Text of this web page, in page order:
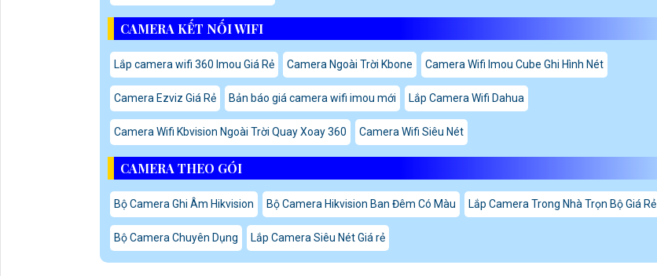
CAMERA KẾT NỐI WIFI
Lắp camera wifi 360 Imou Giá Rẻ Camera Ngoài Trời Kbone Camera Wifi Imou Cube Ghi Hình Nét
Camera Ezviz Giá Rẻ Bản báo giá camera wifi imou mới Lắp Camera Wifi Dahua
Camera Wifi Kbvision Ngoài Trời Quay Xoay 360 Camera Wifi Siêu Nét
CAMERA THEO GÓI
Bộ Camera Ghi Âm Hikvision Bộ Camera Hikvision Ban Đêm Có Màu Lắp Camera Trong Nhà Trọn Bộ Giá Rẻ
Bộ Camera Chuyên Dụng Lắp Camera Siêu Nét Giá rẻ